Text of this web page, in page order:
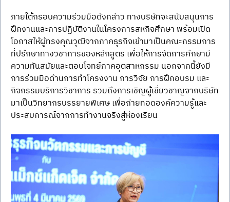
ภายใต้กรอบความร่วมมือดังกล่าว ทางบริษัทจะสนับสนุนการ
ฝึกงานและการปฏิบัติงานในโครงการสหกิจศึกษา พร้อมเปิด
โอกาสให้ผู้ทรงคุณวุฒิจากภาคธุรกิจเข้ามาเป็นคณะกรรมการ
ที่ปรึกษาทางวิชาการของหลักสูตร เพื่อให้การจัดการศึกษามี
ความทันสมัยและตอบโจทย์ภาคอุตสาหกรรม นอกจากนี้ยังมี
การร่วมมือด้านการทำโครงงาน การวิจัย การฝึกอบรม และ
กิจกรรมบริการวิชาการ รวมถึงการเชิญผู้เชี่ยวชาญจากบริษัท
มาเป็นวิทยากรบรรยายพิเศษ เพื่อถ่ายทอดองค์ความรู้และ
ประสบการณ์จากการทำงานจริงสู่ห้องเรียน